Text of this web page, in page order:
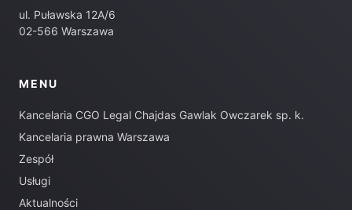
ul. Puławska 12A/6
02-566 Warszawa
MENU
Kancelaria CGO Legal Chajdas Gawlak Owczarek sp. k.
Kancelaria prawna Warszawa
Zespół
Usługi
Aktualności